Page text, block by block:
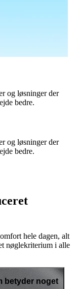
og løsninger der
bedre.
og løsninger der
bedre.
hele dagen, alt
nøglekriterium i alle
betyder noget